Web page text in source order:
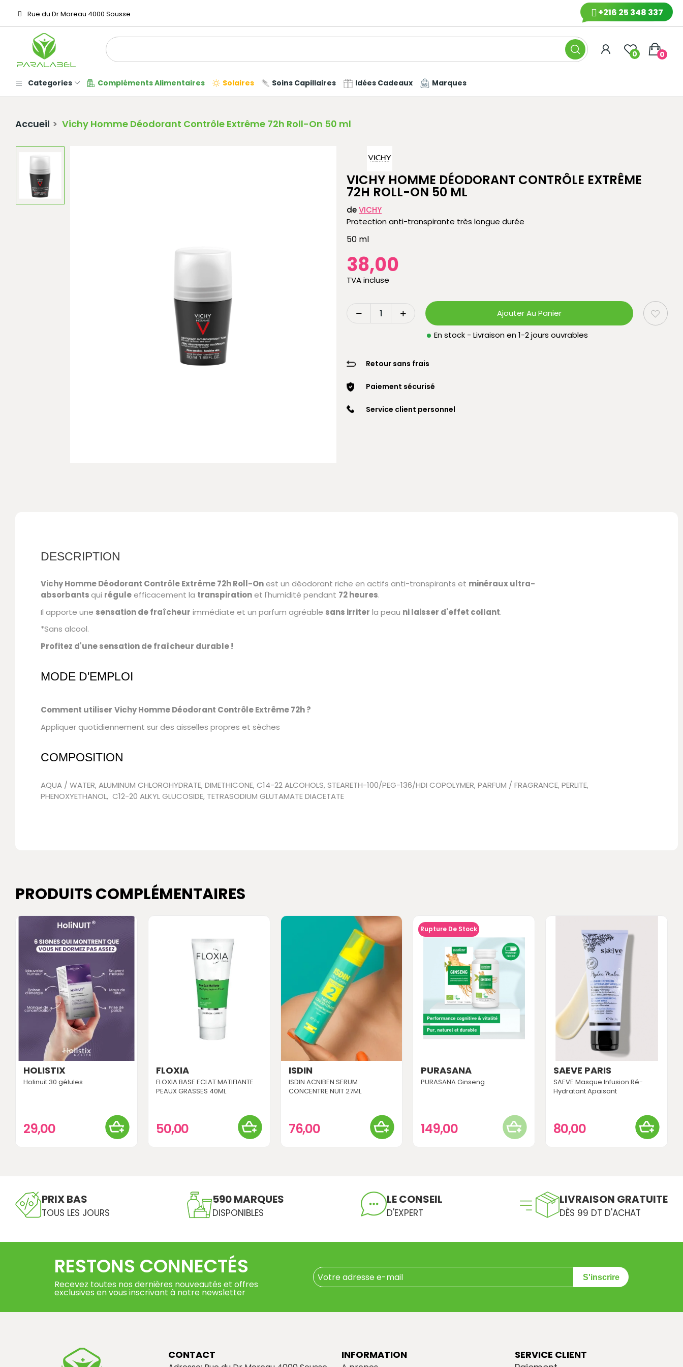
Rue du Dr Moreau 4000 Sousse +216 25 348 337
0 0
Categories Compléments Alimentaires Solaires Soins Capillaires Idées Cadeaux Marques
Accueil Vichy Homme Déodorant Contrôle Extrême 72h Roll-On 50 ml
VICHY HOMME DÉODORANT CONTRÔLE EXTRÊME
72H ROLL-ON 50 ML
deVICHY
Protection anti-transpirante très longue durée
50 ml
38,00
TVA incluse
Ajouter Au Panier
En stock - Livraison en 1-2 jours ouvrables
Retour sans frais
Paiement sécurisé
Service client personnel
DESCRIPTION
Vichy Homme Déodorant Contrôle Extrême 72h Roll-Onest un déodorant riche en actifs anti-transpirants et minéraux ultra-
absorbantsqui réguleefficacement la transpirationet l'humidité pendant 72 heures.
Il apporte une sensation de fraîcheur immédiate et un parfum agréable sans irriter la peau ni laisser d'effet collant.
*Sans alcool.
Profitez d'une sensation de fraîcheur durable !
MODE D'EMPLOI
Comment utiliser Vichy Homme Déodorant Contrôle Extrême 72h ?
Appliquer quotidiennement sur des aisselles propres et sèches
COMPOSITION
AQUA / WATER, ALUMINUM CHLOROHYDRATE, DIMETHICONE, C14-22 ALCOHOLS, STEARETH-100/PEG-136/HDI COPOLYMER, PARFUM / FRAGRANCE, PERLITE,
PHENOXYETHANOL, C12-20 ALKYL GLUCOSIDE, TETRASODIUM GLUTAMATE DIACETATE
PRODUITS COMPLÉMENTAIRES
HOLISTIX
Holinuit 30 gélules
29,00
FLOXIA
FLOXIA BASE ECLAT MATIFIANTE
PEAUX GRASSES 40ML
50,00
ISDIN
ISDIN ACNIBEN SERUM
CONCENTRE NUIT 27ML
76,00
Rupture De Stock
PURASANA
PURASANA Ginseng
149,00
SAEVE PARIS
SAEVE Masque Infusion Ré-
Hydratant Apaisant
80,00
PRIX BAS
TOUS LES JOURS
590 MARQUES
DISPONIBLES
LE CONSEIL
D'EXPERT
LIVRAISON GRATUITE
DÈS 99 DT D'ACHAT
RESTONS CONNECTÉS
Recevez toutes nos dernières nouveautés et offres
exclusives en vous inscrivant à notre newsletter
S'inscrire
CONTACT INFORMATION
SERVICE CLIENT